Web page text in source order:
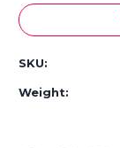
SKU:
Weight: